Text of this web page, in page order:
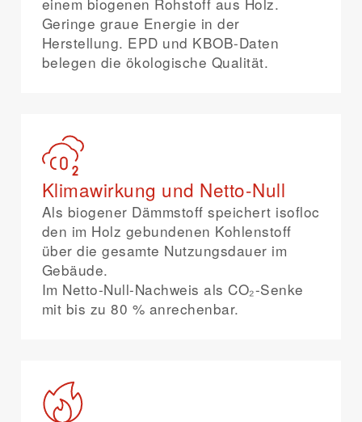
Geringe graue Energie in der
Herstellung. EPD und KBOB-Daten
belegen die ökologische Qualität.
Klimawirkung und Netto-Null
Als biogener Dämmstoff speichert isofloc
den im Holz gebundenen Kohlenstoff
über die gesamte Nutzungsdauer im
Gebäude.
Im Netto-Null-Nachweis als CO₂-Senke
mit bis zu 80 % anrechenbar.